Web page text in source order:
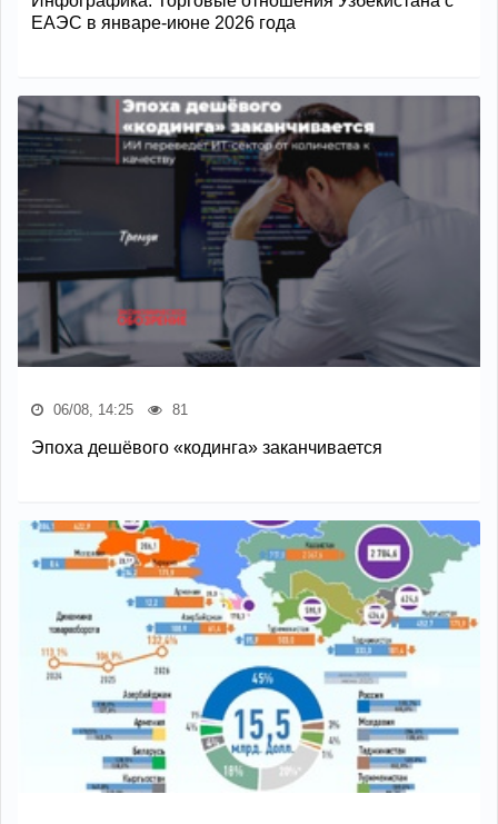
ЕАЭС в январе-июне 2026 года
06/08, 14:25 81
Эпоха дешёвого «кодинга» заканчивается